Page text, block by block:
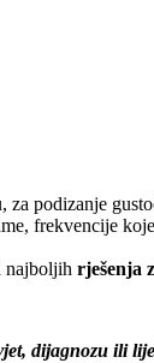
podizanje
frekvencije
najboljih rješenja
dijagnozu ili